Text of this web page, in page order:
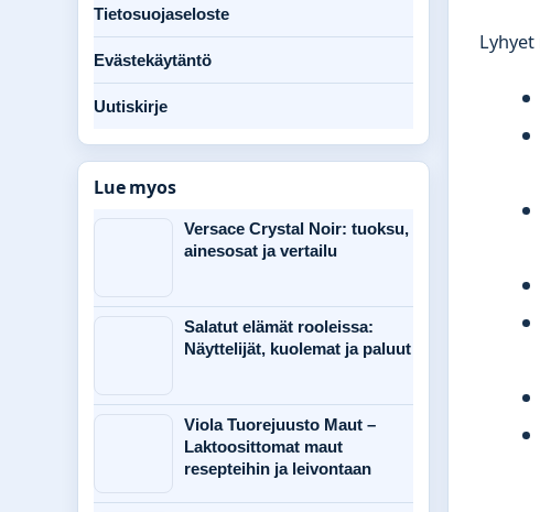
Tietosuojaseloste
Evästekäytäntö
Uutiskirje
Lue myos
Versace Crystal Noir: tuoksu,
ainesosat ja vertailu
Salatut elämät rooleissa:
Näyttelijät, kuolemat ja paluut
Viola Tuorejuusto Maut –
Laktoosittomat maut
resepteihin ja leivontaan